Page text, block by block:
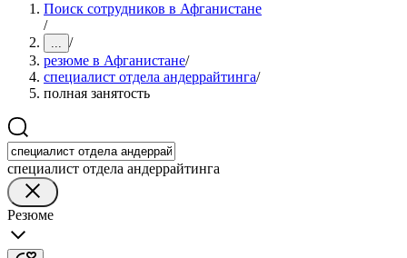
Поиск сотрудников в Афганистане
/
... /
резюме в Афганистане/
специалист отдела андеррайтинга/
полная занятость
специалист отдела андеррайтинга
Резюме